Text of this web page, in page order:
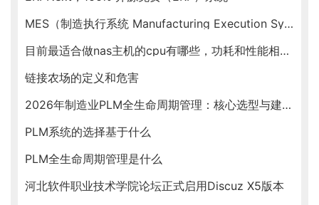
MES（制造执行系统 Manufacturing Execution System）
目前最适合做nas主机的cpu有哪些，功耗和性能相对均衡的
链接农场的定义和危害
2026年制造业PLM全生命周期管理：核心选型与建设指南
PLM系统的选择基于什么
PLM全生命周期管理是什么
河北软件职业技术学院论坛正式启用Discuz X5版本